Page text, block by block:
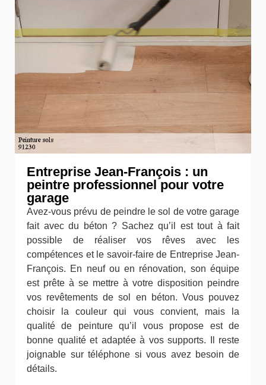
Entreprise Jean-François : un
peintre professionnel pour votre
garage
Avez-vous prévu de peindre le sol de votre garage
fait avec du béton ? Sachez qu’il est tout à fait
possible de réaliser vos rêves avec les
compétences et le savoir-faire de Entreprise Jean-
François. En neuf ou en rénovation, son équipe
est prête à se mettre à votre disposition peindre
vos revêtements de sol en béton. Vous pouvez
choisir la couleur qui vous convient, mais la
qualité de peinture qu’il vous propose est de
bonne qualité et adaptée à vos supports. Il reste
joignable sur téléphone si vous avez besoin de
détails.